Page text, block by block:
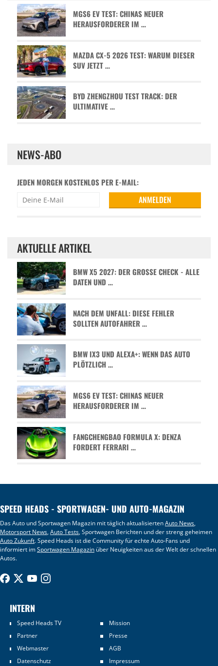
MGS6 EV TEST: CHINAS NEUER
HERAUSFORDERER IM …
MAZDA CX-5 2026 TEST: WARUM DIESER
SUV JETZT …
BYD ZHENGZHOU TEST TRACK: DER
ULTIMATIVE …
NEWS-ABO
JEDEN MORGEN KOSTENLOS PER E-MAIL:
AKTUELLE ARTIKEL
BMW X5 2027: DER GROSSE CHECK - ALLE D
ATEN UND …
NACH DEM UNFALL: DIESE FEHLER
SOLLTEN AUTOFAHRER …
BMW IX3 UND ALEXA+: WENN DAS AUTO
PLÖTZLICH …
MGS6 EV TEST: CHINAS NEUER
HERAUSFORDERER IM …
FANGCHENGBAO FORMULA X: DENZA
FORDERT FERRARI …
SPEED HEADS - SPORTWAGEN- UND AUTO-MAGAZIN
Das Auto und Sportwagen Magazin mit täglich aktualisiertenAuto News,
Motorsport News,Auto Tests, Sportwagen Berichten und der streng geheimen
Auto Zukunft. Speed Heads ist die Community für echte Auto-Fans und
informiert imSportwagen Magazin über Neuigkeiten aus der Welt der schnellen
Autos.
INTERN
Speed Heads TV
Mission
Partner
Presse
Webmaster
AGB
Datenschutz
Impressum